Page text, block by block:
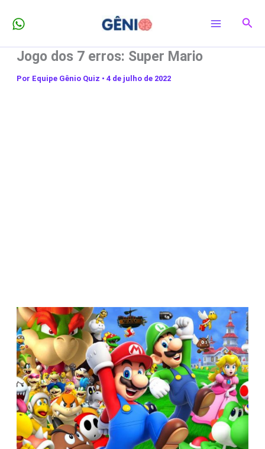
para
conteúdo
Jogo dos 7 erros: Super Mario
Por Equipe Gênio Quiz • 4 de julho de 2022